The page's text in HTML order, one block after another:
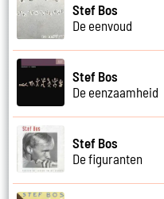
Stef Bos
De eenvoud
Stef Bos
De eenzaamheid
Stef Bos
De figuranten